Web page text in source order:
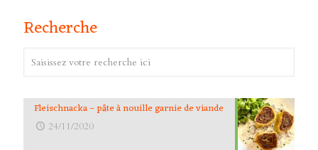
Recherche
Fleischnacka – pâte à nouille garnie de viande
24/11/2020